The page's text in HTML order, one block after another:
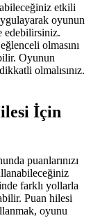
etkili
oyunun
edebilirsiniz.
olmasını
Oyunun
olmalısınız.
İçin
puanlarınızı
farklı yollarla
Puan hilesi
oyunu